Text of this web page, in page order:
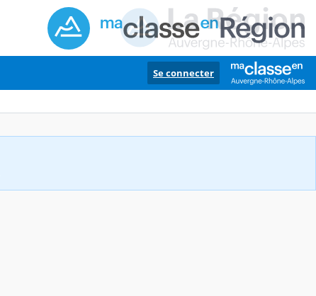
Se connecter